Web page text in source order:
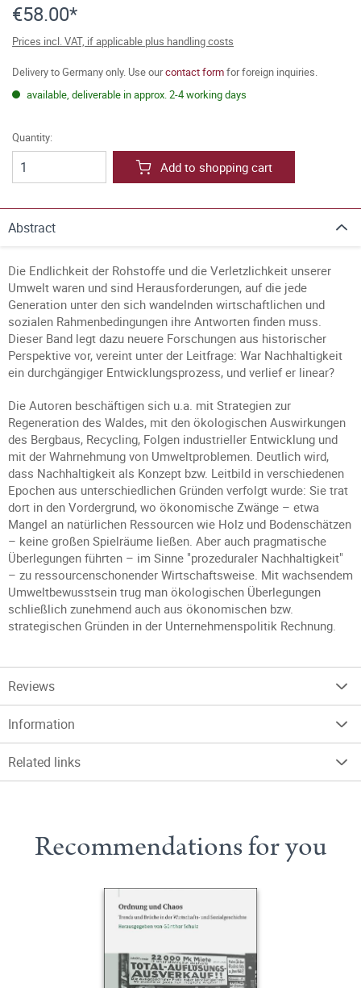
€58.00*
Prices incl. VAT, if applicable plus handling costs
Delivery to Germany only. Use ourcontact formfor foreign inquiries.
available, deliverable in approx. 2-4 working days
Quantity:
Add to shopping cart
Abstract
Die Endlichkeit der Rohstoffe und die Verletzlichkeit unserer
Umwelt waren und sind Herausforderungen, auf die jede
Generation unter den sich wandelnden wirtschaftlichen und
sozialen Rahmenbedingungen ihre Antworten finden muss.
Dieser Band legt dazu neuere Forschungen aus historischer
Perspektive vor, vereint unter der Leitfrage: War Nachhaltigkeit
ein durchgängiger Entwicklungsprozess, und verlief er linear?
Die Autoren beschäftigen sich u.a. mit Strategien zur
Regeneration des Waldes, mit den ökologischen Auswirkungen
des Bergbaus, Recycling, Folgen industrieller Entwicklung und
mit der Wahrnehmung von Umweltproblemen. Deutlich wird,
dass Nachhaltigkeit als Konzept bzw. Leitbild in verschiedenen
Epochen aus unterschiedlichen Gründen verfolgt wurde: Sie trat
dort in den Vordergrund, wo ökonomische Zwänge – etwa
Mangel an natürlichen Ressourcen wie Holz und Bodenschätzen
– keine großen Spielräume ließen. Aber auch pragmatische
Überlegungen führten – im Sinne "prozeduraler Nachhaltigkeit"
– zu ressourcenschonender Wirtschaftsweise. Mit wachsendem
Umweltbewusstsein trug man ökologischen Überlegungen
schließlich zunehmend auch aus ökonomischen bzw.
strategischen Gründen in der Unternehmenspolitik Rechnung.
Reviews
Information
Related links
Recommendations for you